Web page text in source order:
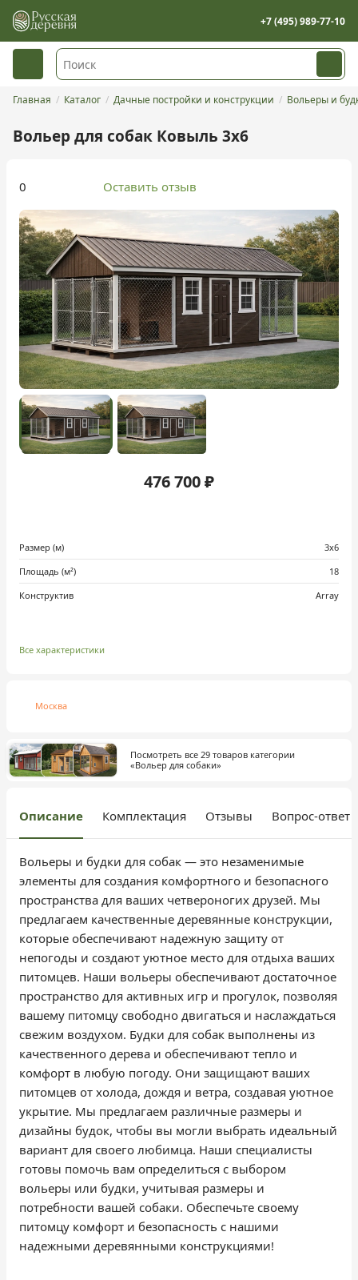
+7 (495) 989-77-10
Главная Каталог Дачные постройки и конструкции Вольеры и
Вольер для собак Ковыль 3х6
0 Оставить отзыв
476 700 ₽
Размер (м)
3х6
Площадь (м²)
18
Конструктив
Array
Все характеристики
Москва
Посмотреть все 29 товаров категории
«Вольер для собаки»
Описание Комплектация Отзывы Вопрос-ответ
Вольеры и будки для собак — это незаменимые
элементы для создания комфортного и безопасного
пространства для ваших четвероногих друзей. Мы
предлагаем качественные деревянные конструкции,
которые обеспечивают надежную защиту от
непогоды и создают уютное место для отдыха ваших
питомцев. Наши вольеры обеспечивают достаточное
пространство для активных игр и прогулок, позволяя
вашему питомцу свободно двигаться и наслаждаться
свежим воздухом. Будки для собак выполнены из
качественного дерева и обеспечивают тепло и
комфорт в любую погоду. Они защищают ваших
питомцев от холода, дождя и ветра, создавая уютное
укрытие. Мы предлагаем различные размеры и
дизайны будок, чтобы вы могли выбрать идеальный
вариант для своего любимца. Наши специалисты
готовы помочь вам определиться с выбором
вольеры или будки, учитывая размеры и
потребности вашей собаки. Обеспечьте своему
питомцу комфорт и безопасность с нашими
надежными деревянными конструкциями!